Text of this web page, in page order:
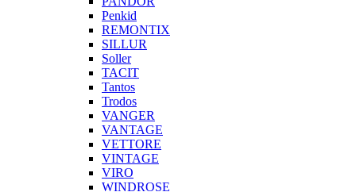
Penkid
REMONTIX
SILLUR
Soller
TACIT
Tantos
Trodos
VANGER
VANTAGE
VETTORE
VINTAGE
VIRO
WINDROSE